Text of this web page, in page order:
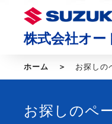
株式会社オー
ホーム お探しの
お探しのペ